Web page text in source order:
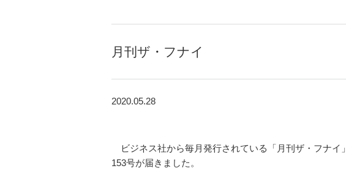
月刊ザ・フナイ
2020.05.28
ビジネス社から毎月発行されている「月刊ザ・フナイ」
153号が届きました。